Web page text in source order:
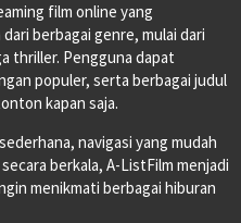
film online yang
berbagai genre, mulai dari
thriller. Pengguna dapat
populer, serta berbagai judul
kapan saja.
navigasi yang mudah
berkala, A-ListFilm menjadi
menikmati berbagai hiburan